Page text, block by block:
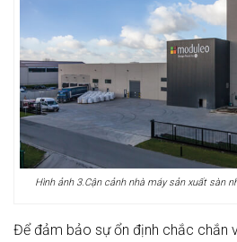
Hình ảnh 3.Cận cảnh nhà máy sản xuất sàn
Để đảm bảo sự ổn định chắc chắn